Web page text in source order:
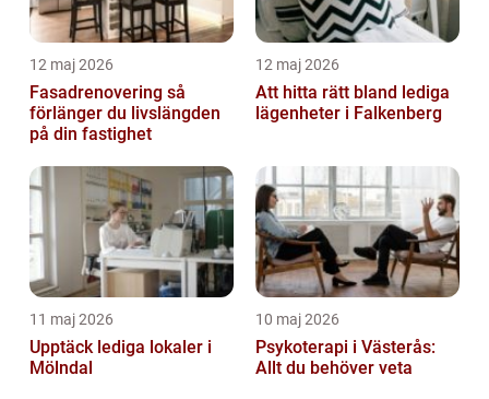
12 maj 2026
Fasadrenovering så
förlänger du livslängden
på din fastighet
12 maj 2026
Att hitta rätt bland lediga
lägenheter i Falkenberg
11 maj 2026
Upptäck lediga lokaler i
Mölndal
10 maj 2026
Psykoterapi i Västerås:
Allt du behöver veta